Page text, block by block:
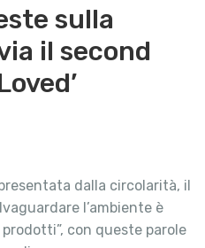
sulla
il second
dalla circolarità, il
l’ambiente è
con queste parole